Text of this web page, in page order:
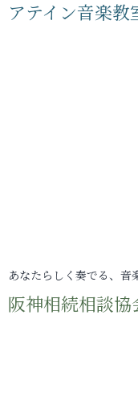
アテイン音楽教
あなたらしく奏でる、音
阪神相続相談協